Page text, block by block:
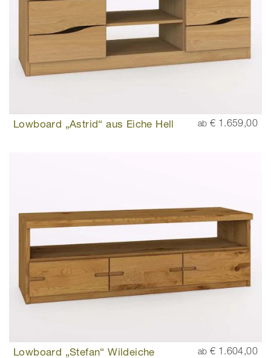
Lowboard „Astrid“ aus Eiche Hell ab € 1.659,00
Lowboard „Stefan“ Wildeiche ab € 1.604,00